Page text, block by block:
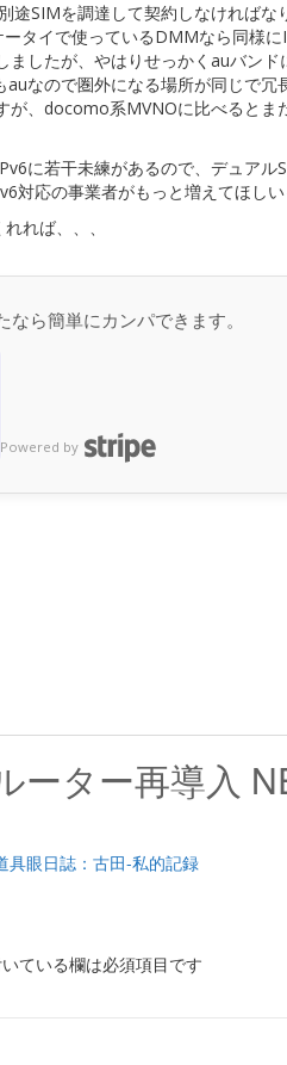
途SIMを調達して契約しなければな
タイで使っているDMMなら同様
したが、やはりせっかくauバンド
なので圏外になる場所が同じで冗
が、docomo系MVNOに比べるとま
に若干未練があるので、デュアル
応の事業者がもっと増えてほしい
れば、、、
ら簡単にカンパできます。
Powered by
ーター再導入
具眼日誌：古田-私的記録
ている欄は必須項目です